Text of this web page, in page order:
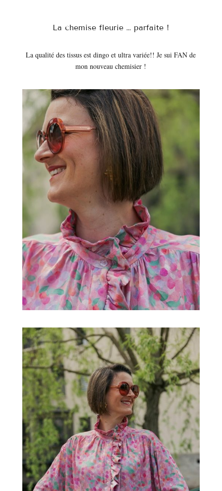
La chemise fleurie … parfaite !
La qualité des tissus est dingo et ultra variée!! Je sui FAN de
mon nouveau chemisier !